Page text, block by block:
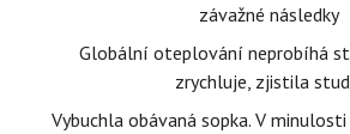
závažné následky
Globální oteplování neprobíhá
zrychluje, zjistila
Vybuchla obávaná sopka. V